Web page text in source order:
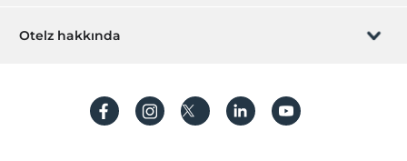
Sıkça sorulan sorular
Hesap oluştur
Hemen tesisinizi ekleyin
Otelz hakkında